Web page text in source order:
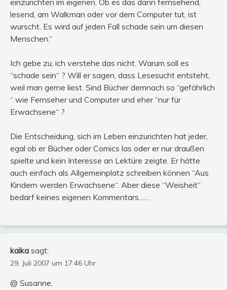
lesend, am Walkman oder vor dem Computer tut, ist
wurscht. Es wird auf jeden Fall schade sein um diesen
Menschen.“
Ich gebe zu, ich verstehe das nicht. Warum soll es
“schade sein“ ? Will er sagen, dass Lesesucht entsteht,
weil man gerne liest. Sind Bücher demnach so “gefährlich
“ wie Fernseher und Computer und eher “nur für
Erwachsene“ ?
Die Entscheidung, sich im Leben einzurichten hat jeder,
egal ob er Bücher oder Comics las oder er nur draußen
spielte und kein Interesse an Lektüre zeigte. Er hätte
auch einfach als Allgemeinplatz schreiben können “Aus
Kindern werden Erwachsene“. Aber diese “Weisheit“
bedarf keines eigenen Kommentars……
kaika sagt:
29. Juli 2007 um 17:46 Uhr
@ Susanne,